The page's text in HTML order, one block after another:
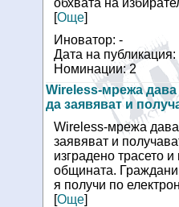
обхвата на
[Още]
Иноватор: -
Дата на
Номинации: 2
Wireless-мрежа
да заявяват и
Wireless-мрежа дава
заявяват и
изградено трасето
общината.
я получи по
[Още]